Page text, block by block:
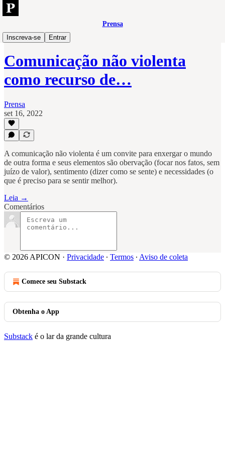
Prensa
Inscreva-se
Entrar
People
Comunicação não violenta
como recurso de…
Prensa
set 16, 2022
A comunicação não violenta é um convite para enxergar o mundo
de outra forma e seus elementos são obervação (focar nos fatos, sem
juízo de valor), sentimento (dizer como se sente) e necessidades (o
que é preciso para se sentir melhor).
Leia →
Comentários
© 2026 APICON · Privacidade ∙ Termos ∙ Aviso de coleta
Comece seu Substack
Obtenha o App
Substack é o lar da grande cultura